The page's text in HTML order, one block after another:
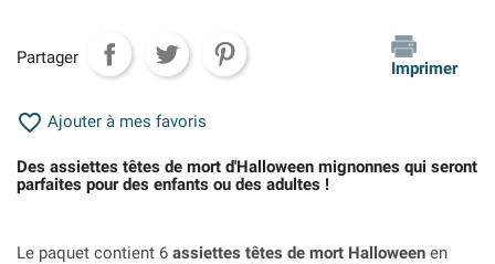
Partager
Imprimer
 Ajouter à mes favoris
Des assiettes têtes de mort d'Halloween mignonnes qui seront
parfaites pour des enfants ou des adultes !
Le paquet contient 6 assiettes têtes de mort Halloween en